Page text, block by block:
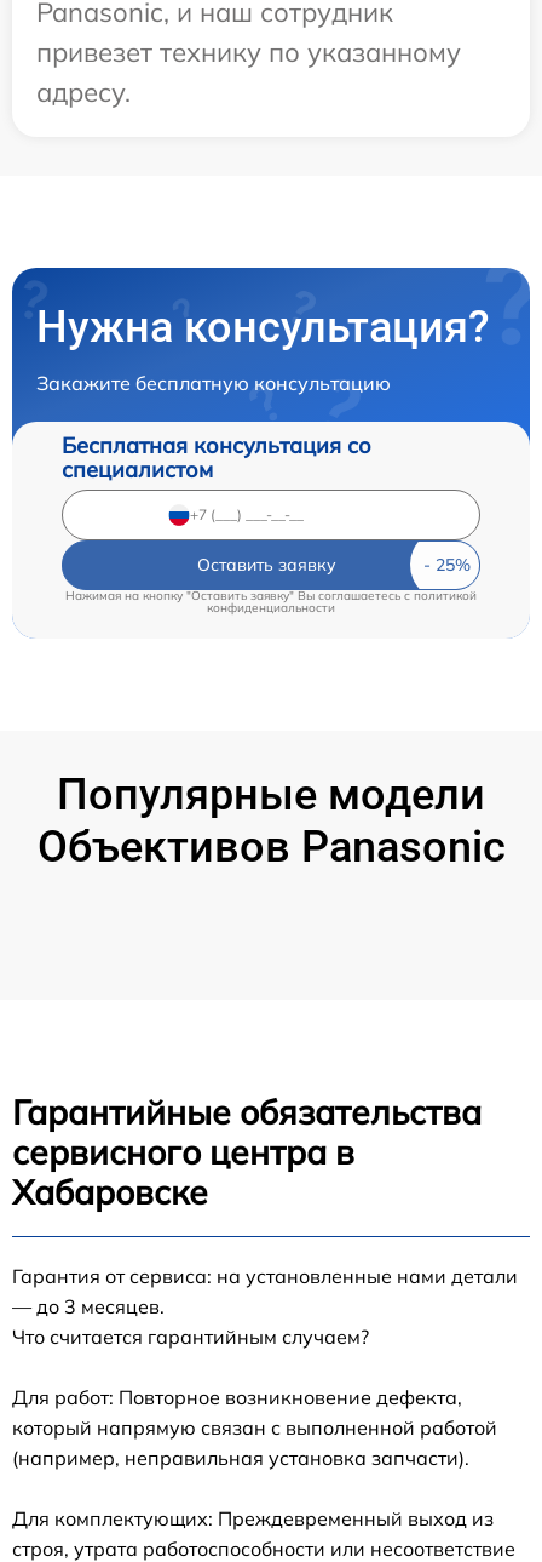
Panasonic, и наш сотрудник
привезет технику по указанному
адресу.
Нужна консультация?
Закажите бесплатную консультацию
Бесплатная консультация со
специалистом
Оставить заявку
Нажимая на кнопку "Оставить заявку" Вы соглашаетесь cполитикой
конфиденциальности
Популярные модели
Объективов Panasonic
Гарантийные обязательства
сервисного центра в
Хабаровске
Гарантия от сервиса: на установленные нами детали
— до 3 месяцев.
Что считается гарантийным случаем?
Для работ: Повторное возникновение дефекта,
который напрямую связан с выполненной работой
(например, неправильная установка запчасти).
Для комплектующих: Преждевременный выход из
строя, утрата работоспособности или несоответствие